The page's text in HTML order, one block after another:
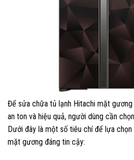
Để sửa chữa tủ lạnh Hitachi mặt
an ton và hiệu quả, người dùng cần
Dưới đây là một số tiêu chí để lựa
mặt gương đáng tin cậy: